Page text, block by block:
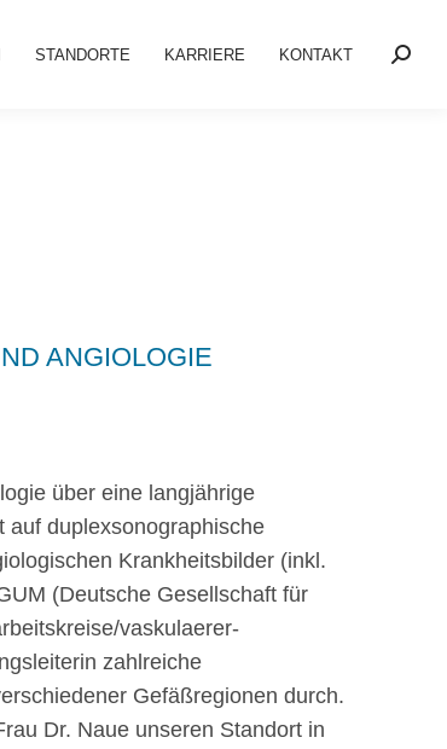
STANDORTE KARRIERE KONTAKT
ANGIOLOGIE
über eine langjährige
auf duplexsonographische
Krankheitsbilder (inkl.
(Deutsche Gesellschaft für
vaskulaerer-
zahlreiche
Gefäßregionen durch.
Dr. Naue unseren Standort in